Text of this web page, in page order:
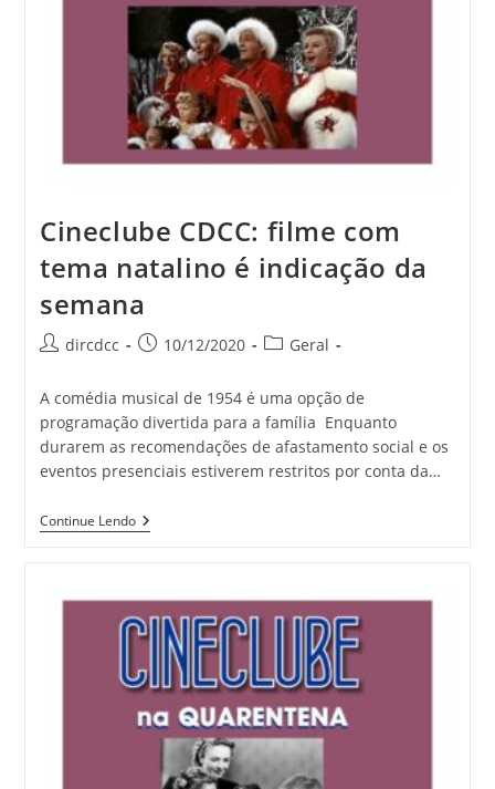
Cineclube CDCC: filme com
tema natalino é indicação da
semana
dircdcc 10/12/2020 Geral
A comédia musical de 1954 é uma opção de
programação divertida para a família Enquanto
durarem as recomendações de afastamento social e os
eventos presenciais estiverem restritos por conta da…
Continue Lendo